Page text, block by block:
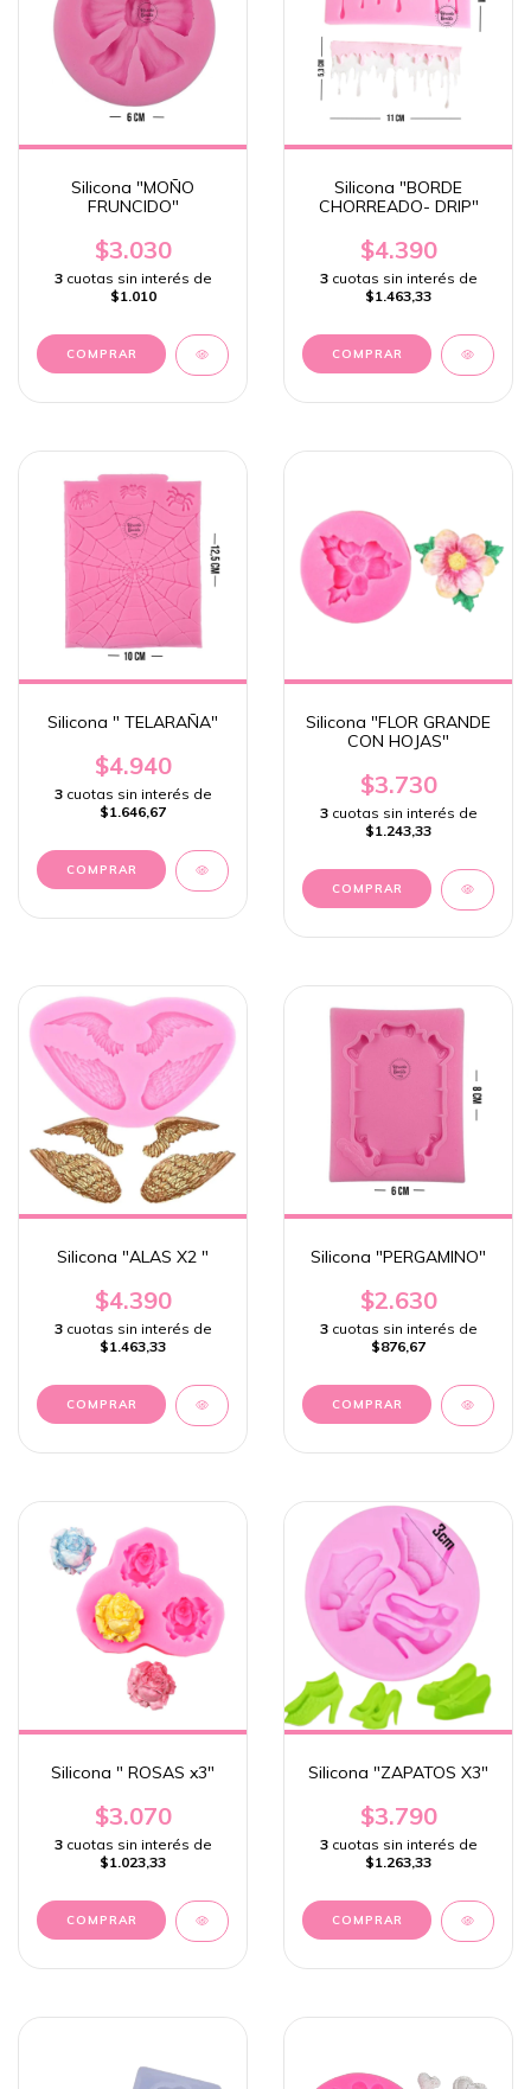
Silicona "MOÑO
FRUNCIDO"
$3.030
3 cuotas sin interés de
$1.010
Silicona "BORDE
CHORREADO- DRIP"
$4.390
3 cuotas sin interés de
$1.463,33
Silicona " TELARAÑA"
$4.940
3 cuotas sin interés de
$1.646,67
Silicona "FLOR GRANDE
CON HOJAS"
$3.730
3 cuotas sin interés de
$1.243,33
Silicona "ALAS X2 "
$4.390
3 cuotas sin interés de
$1.463,33
Silicona "PERGAMINO"
$2.630
3 cuotas sin interés de
$876,67
Silicona " ROSAS x3"
$3.070
3 cuotas sin interés de
$1.023,33
Silicona "ZAPATOS X3"
$3.790
3 cuotas sin interés de
$1.263,33